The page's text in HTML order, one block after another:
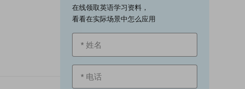
在线领取英语学习资料，
看看在实际场景中怎么应用